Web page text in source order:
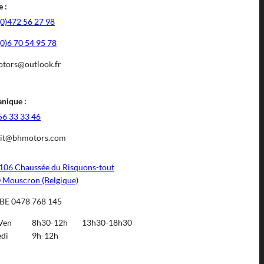
:
56 27 98
70 54 95 78
:
33 33 46
Chaussée du Risquons-tout
Mouscron (Belgique)
0478 768 145
8h30-12h
13h30-18h30
9h-12h